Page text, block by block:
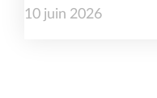
10 juin 2026